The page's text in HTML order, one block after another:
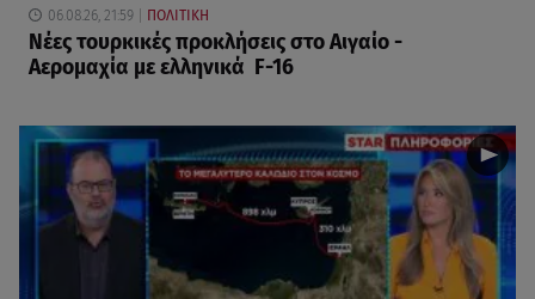
06.08.26, 21:59 ΠΟΛΙΤΙΚΗ
Νέες τουρκικές προκλήσεις στο Αιγαίο -
Αερομαχία με ελληνικά F-16